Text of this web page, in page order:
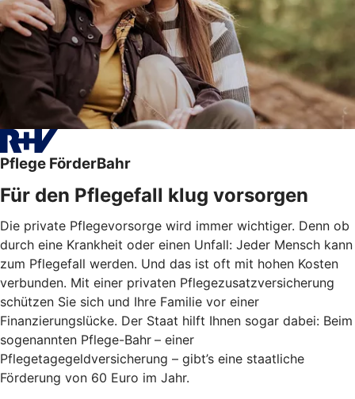
Pflege FörderBahr
Für den Pflegefall klug vorsorgen
Die private Pflegevorsorge wird immer wichtiger. Denn ob
durch eine Krankheit oder einen Unfall: Jeder Mensch kann
zum Pflegefall werden. Und das ist oft mit hohen Kosten
verbunden. Mit einer privaten Pflegezusatzversicherung
schützen Sie sich und Ihre Familie vor einer
Finanzierungslücke. Der Staat hilft Ihnen sogar dabei: Beim
sogenannten Pflege-Bahr – einer
Pflegetagegeldversicherung – gibt’s eine staatliche
Förderung von 60 Euro im Jahr.